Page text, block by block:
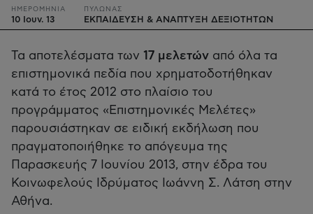
ΗΜΕΡΟΜΗΝΙΑ
10 Ιουν. 13
ΠΥΛΩΝΑΣ
ΕΚΠΑΙΔΕΥΣΗ & ΑΝΑΠΤΥΞΗ ΔΕΞΙΟΤΗΤΩΝ
Τα αποτελέσματα των 17 μελετών από όλα τα
επιστημονικά πεδία που χρηματοδοτήθηκαν
κατά το έτος 2012 στο πλαίσιο του
προγράμματος «Επιστημονικές Μελέτες»
παρουσιάστηκαν σε ειδική εκδήλωση που
πραγματοποιήθηκε το απόγευμα της
Παρασκευής 7 Ιουνίου 2013, στην έδρα του
Κοινωφελούς Ιδρύματος Ιωάννη Σ. Λάτση στην
Αθήνα.